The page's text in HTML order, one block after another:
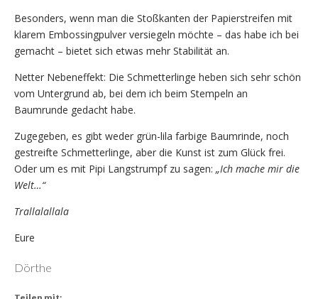
Besonders, wenn man die Stoßkanten der Papierstreifen mit
klarem Embossingpulver versiegeln möchte – das habe ich bei
gemacht – bietet sich etwas mehr Stabilität an.
Netter Nebeneffekt: Die Schmetterlinge heben sich sehr schön
vom Untergrund ab, bei dem ich beim Stempeln an
Baumrunde gedacht habe.
Zugegeben, es gibt weder grün-lila farbige Baumrinde, noch
gestreifte Schmetterlinge, aber die Kunst ist zum Glück frei.
Oder um es mit Pipi Langstrumpf zu sagen: „Ich mache mir die
Welt…“
Trallalallala
Eure
Dörthe